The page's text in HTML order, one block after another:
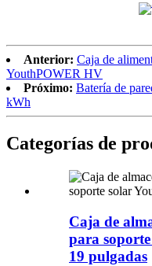
Anterior: Caja de
YouthPOWER HV
Próximo: Batería de
kWh
Categorías de
Caja de
para
19 pulgadas